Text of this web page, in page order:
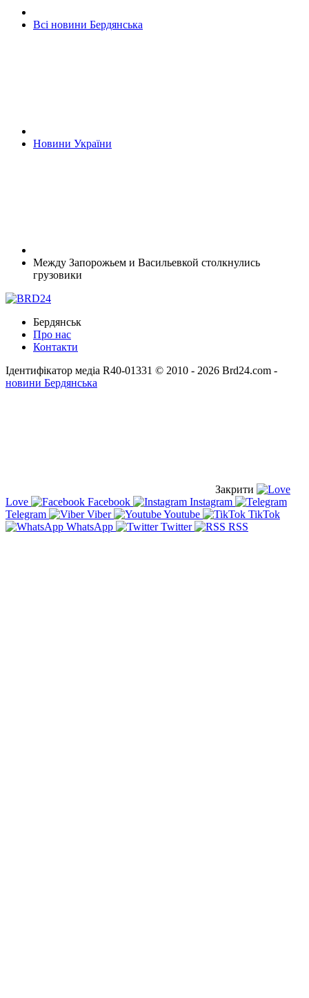
Всі новини Бердянська
Новини України
Между Запорожьем и Васильевкой столкнулись
грузовики
Бердянськ
Про нас
Контакти
Ідентифікатор медіа R40-01331 © 2010 - 2026 Brd24.com -
новини Бердянська
Закрити
Love
Facebook
Instagram
Telegram
Viber Youtube
TikTok
WhatsApp
Twitter RSS